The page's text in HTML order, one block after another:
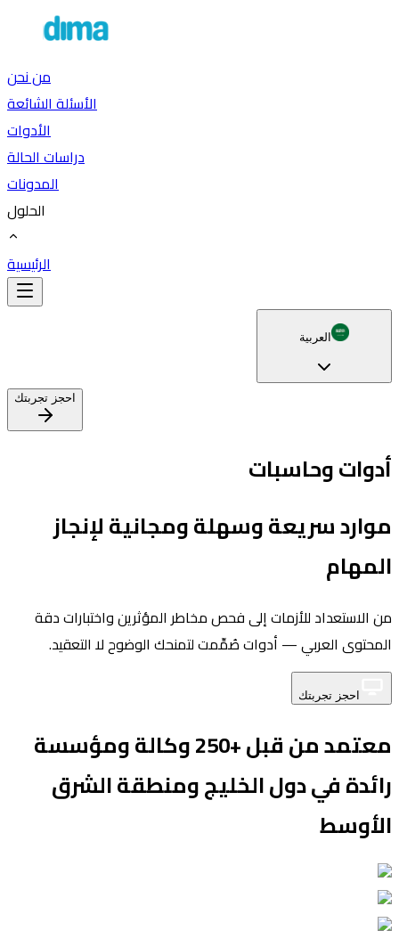
من نحن
الأسئلة الشائعة
الأدوات
دراسات الحالة
المدونات
الحلول
الرئيسية
العربية
احجز تجربتك
أدوات وحاسبات
موارد سريعة وسهلة ومجانية لإنجاز
المهام
من الاستعداد للأزمات إلى فحص مخاطر المؤثرين واختبارات دقة
المحتوى العربي — أدوات صُمِّمت لتمنحك الوضوح لا التعقيد.
احجز تجربتك
معتمد من قبل +250 وكالة ومؤسسة
رائدة في دول الخليج ومنطقة الشرق
الأوسط